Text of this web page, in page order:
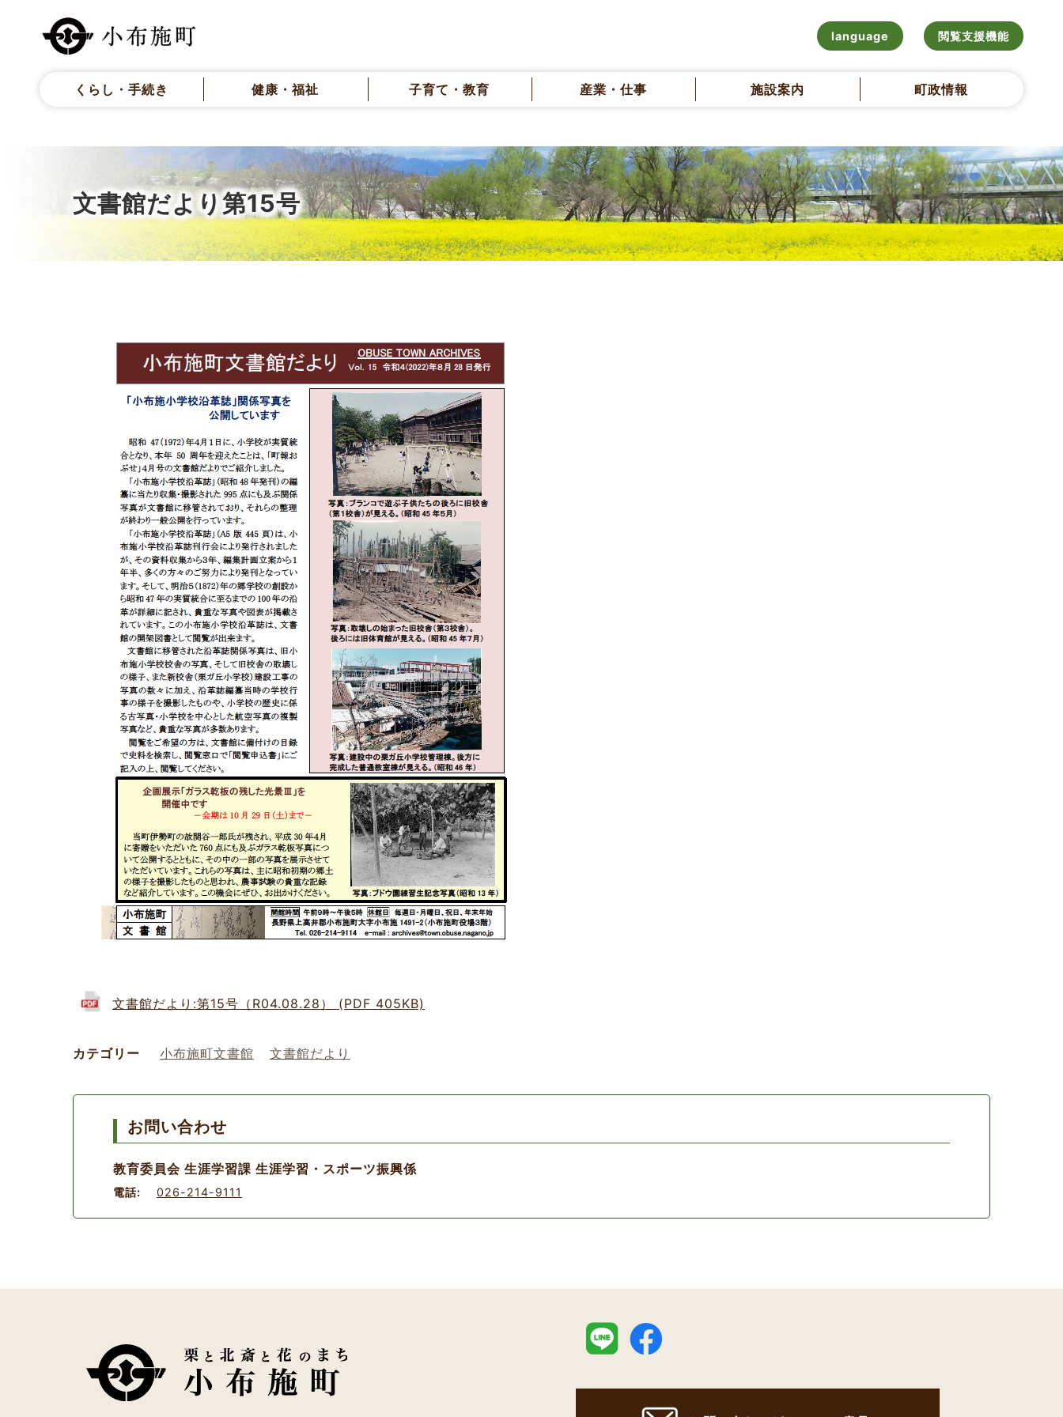
language 閲覧支援機能
くらし・手続き 健康・福祉 子育て・教育 産業・仕事 施設案内 町政情報
文書館だより第15号
文書館だより:第15号（R04.08.28） (PDF 405KB)
カテゴリー 小布施町文書館 文書館だより
お問い合わせ
教育委員会 生涯学習課 生涯学習・スポーツ振興係
電話: 026-214-9111